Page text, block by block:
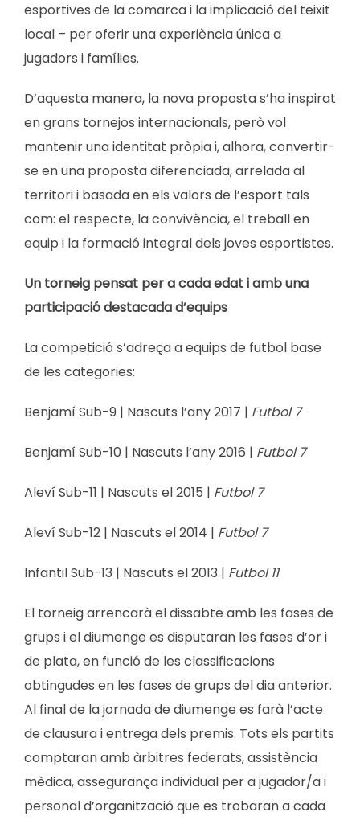
esportives de la comarca i la implicació del teixit
local – per oferir una experiència única a
jugadors i famílies.
D’aquesta manera, la nova proposta s’ha inspirat
en grans tornejos internacionals, però vol
mantenir una identitat pròpia i, alhora, convertir-
se en una proposta diferenciada, arrelada al
territori i basada en els valors de l’esport tals
com: el respecte, la convivència, el treball en
equip i la formació integral dels joves esportistes.
Un torneig pensat per a cada edat i amb una
participació destacada d’equips
La competició s’adreça a equips de futbol base
de les categories:
Benjamí Sub-9 | Nascuts l’any 2017 | Futbol 7
Benjamí Sub-10 | Nascuts l’any 2016 | Futbol 7
Aleví Sub-11 | Nascuts el 2015 | Futbol 7
Aleví Sub-12 | Nascuts el 2014 | Futbol 7
Infantil Sub-13 | Nascuts el 2013 | Futbol 11
El torneig arrencarà el dissabte amb les fases de
grups i el diumenge es disputaran les fases d’or i
de plata, en funció de les classificacions
obtingudes en les fases de grups del dia anterior.
Al final de la jornada de diumenge es farà l’acte
de clausura i entrega dels premis. Tots els partits
comptaran amb àrbitres federats, assistència
mèdica, assegurança individual per a jugador/a i
personal d’organització que es trobaran a cada